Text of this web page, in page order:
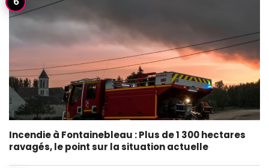
Incendie à Fontainebleau : Plus de 1 300 hectares
ravagés, le point sur la situation actuelle